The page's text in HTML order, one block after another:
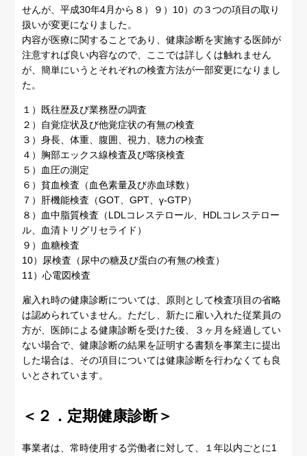
せんが、平成30年4月から８）９）10）の３つの項目の取り
扱いが変更になりました。
内容が医療に関することであり、健康診断を実施する医師が
注意すれば良い内容なので、ここでは詳しくは触れません
が、簡単にいうとそれぞれの検査方法が一部変更になりまし
た。
１）既往歴及び業務歴の調査
２）自覚症状及び他覚症状の有無の検査
３）身長、体重、腹囲、視力、聴力の検査
４）胸部エックス線検査及び喀痰検査
５）血圧の測定
６）貧血検査（血色素量及び赤血球数）
７）肝機能検査（GOT、GPT、γ‐GTP）
８）血中脂質検査（LDLコレステロール、HDLコレステロー
ル、血清トリグリセライド）
９）血糖検査
10）尿検査（尿中の糖及び蛋白の有無の検査）
11）心電図検査
雇入れ時の健康診断については、原則として検査項目の省略
は認められていません。ただし、新たに雇い入れた従業員の
方が、医師による健康診断を受けた後、３ヶ月を経過してい
ない場合で、健康診断の結果を証明する書類を事業主に提出
した場合は、その項目については健康診断を行わなくても良
いとされています。
＜２．定期健康診断＞
事業者は、常時使用する労働者に対して、１年以内ごとに1